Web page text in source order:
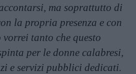
ma soprattutto di
la propria presenza e con
tanto che questo
per le donne calabresi,
e servizi pubblici dedicati.